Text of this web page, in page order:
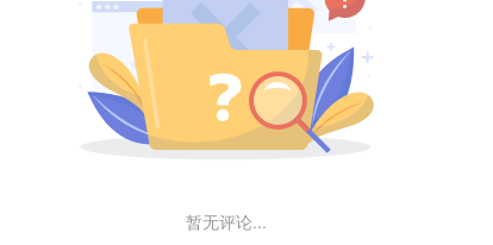
暂无评论...